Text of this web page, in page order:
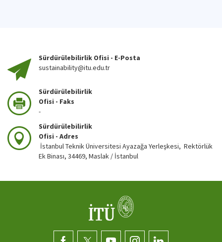
Sürdürülebilirlik Ofisi - E-Posta
sustainability@itu.edu.tr
Sürdürülebilirlik
Ofisi - Faks
-
Sürdürülebilirlik
Ofisi - Adres
İstanbul Teknik Üniversitesi Ayazağa Yerleşkesi, Rektörlük
Ek Binası, 34469, Maslak / İstanbul